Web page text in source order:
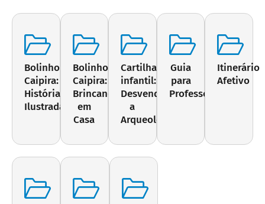
Bolinho
Caipira:
História
Ilustrada
Bolinho
Caipira:
Brincando
em
Casa
Cartilha
infantil:
Desvendando
a
Arqueologia
Guia
para
Professores
Itinerário
Afetivo